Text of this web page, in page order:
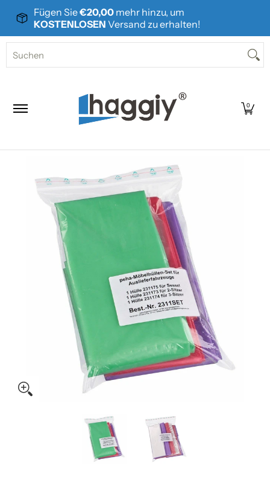
Zum Hauptinhalt springen
Fügen Sie€20,00 mehr hinzu, um
KOSTENLOSEN Versand zu erhalten!
Home Produkte Über uns Kontakt
0
Möbelhüllen Sets Medien-Miniaturansichten
Möbelhüllen Sets